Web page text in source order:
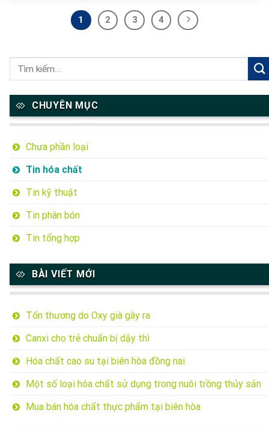
1 2 3 4
CHUYÊN MỤC
Chưa phần loại
Tin hóa chất
Tin kỹ thuật
Tin phân bón
Tin tổng hợp
BÀI VIẾT MỚI
Tổn thương do Oxy già gây ra
Canxi cho trẻ chuẩn bị dậy thì
Hóa chất cao su tại biên hòa đồng nai
Một số loại hóa chất sử dụng trong nuôi trồng thủy sản
Mua bán hóa chất thực phẩm tại biên hòa